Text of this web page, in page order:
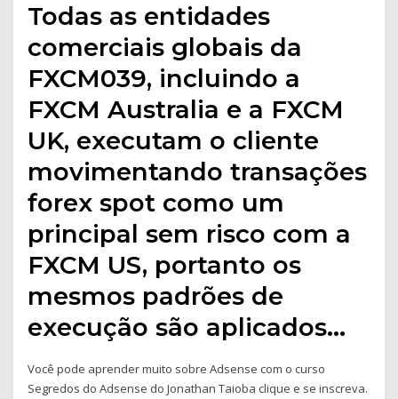
Todas as entidades
comerciais globais da
FXCM039, incluindo a
FXCM Australia e a FXCM
UK, executam o cliente
movimentando transações
forex spot como um
principal sem risco com a
FXCM US, portanto os
mesmos padrões de
execução são aplicados…
Você pode aprender muito sobre Adsense com o curso
Segredos do Adsense do Jonathan Taioba clique e se inscreva.